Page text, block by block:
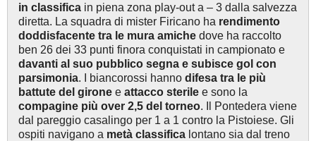
in classifica in piena zona play-out a – 3 dalla salvezza
diretta. La squadra di mister Firicano ha rendimento
doddisfacente tra le mura amiche dove ha raccolto
ben 26 dei 33 punti finora conquistati in campionato e
davanti al suo pubblico segna e subisce gol con
parsimonia. I biancorossi hanno difesa tra le più
battute del girone e attacco sterile e sono la
compagine più over 2,5 del torneo. Il Pontedera viene
dal pareggio casalingo per 1 a 1 contro la Pistoiese. Gli
ospiti navigano a metà classifica lontano sia dal treno